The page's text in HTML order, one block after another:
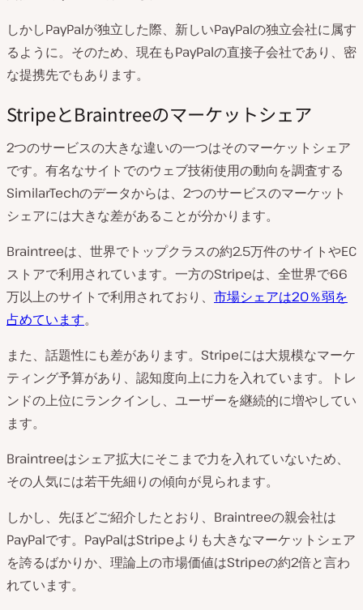
しかしPayPalが独立した際、新しいPayPalの独立会社に属す
るように。そのため、現在もPayPalの直接子会社であり、密
な提携先でもあります。
StripeとBraintreeのマーケットシェア
2つのサービスの大きな違いの一つはそのマーケットシェア
です。有名なサイトでのウェブ技術使用の動向を調査する
SimilarTechのデータからは、2つのサービスのマーケット
シェアには大きな差があることが分かります。
Braintreeは、世界でトップクラスの約2.5万件のサイトやEC
ストアで利用されています。一方のStripeは、全世界で66
万以上のサイトで利用されており、 市場シェアは20％弱を
占めています。
また、話題性にも差があります。Stripeには大規模なマーケ
ティング予算があり、認知度向上に力を入れています。トレ
ンドの上位にランクインし、ユーザーを継続的に増やしてい
ます。
Braintreeはシェア拡大にそこまで力を入れていないため、
その人気には若干先細りの傾向が見られます。
しかし、先ほどご紹介したとおり、Braintreeの親会社は
PayPalです。PayPalはStripeよりも大きなマーケットシェア
を誇るばかりか、理論上の市場価値はStripeの約2倍と言わ
れています。